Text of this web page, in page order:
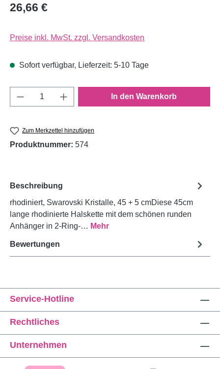
26,66 €
Preise inkl. MwSt. zzgl. Versandkosten
Sofort verfügbar, Lieferzeit: 5-10 Tage
Produkt Anzahl: Gib den gewünschten
In den Warenkorb
Zum Merkzettel hinzufügen
Produktnummer: 574
Beschreibung
rhodiniert, Swarovski Kristalle, 45 + 5 cmDiese 45cm
lange rhodinierte Halskette mit dem schönen runden
Anhänger in 2-Ring-… Mehr
Bewertungen
Service-Hotline
Rechtliches
Unternehmen